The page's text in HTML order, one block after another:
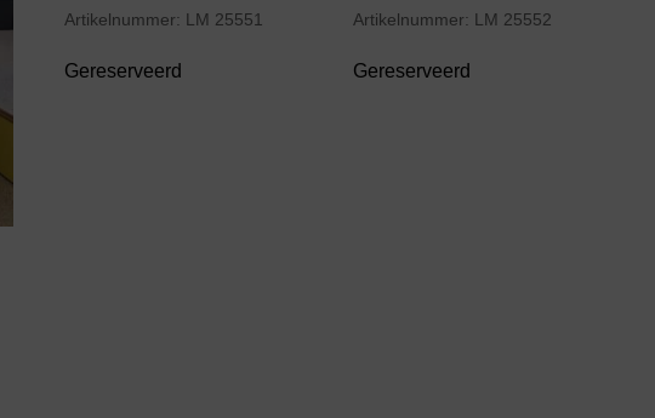
Artikelnummer: LM 25551
Gereserveerd
Artikelnummer: LM 25552
Gereserveerd